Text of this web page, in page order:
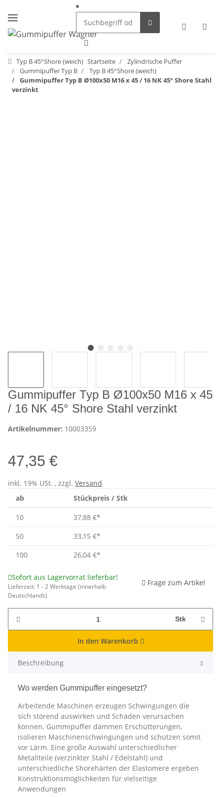
Typ B 45°Shore (weich) Startseite
Zylindrische Puffer
Gummipuffer Typ B
Typ B 45°Shore (weich)
Gummipuffer Typ B Ø100x50 M16 x 45 / 16 NK 45° Shore Stahl
verzinkt
Gummipuffer Typ B Ø100x50 M16 x 45
/ 16 NK 45° Shore Stahl verzinkt
Artikelnummer: 10003359
47,35 €
inkl. 19% USt. , zzgl. Versand
ab
Stückpreis / Stk
10 37,88 €*
50
33,15 €*
100
26,04 €*
Sofort aus Lagervorrat lieferbar!
Lieferzeit: 1 - 2 Werktage (innerhalb
Deutschlands)
Frage zum Artikel
Stk
In den Warenkorb
Beschreibung
Wo werden Gummipuffer eingesetzt?
Arbeitende Maschinen erzeugen Schwingungen die
sich störend auswirken und Schäden verursachen
können. Gummipuffer dämmen Erschütterungen,
isolieren Maschinenschwingungen und schützen somit
vor Lärm. Eine große Auswahl unterschiedlicher
Metallteile (verzinkter Stahl / Edelstahl) und
unterschiedliche Shorehärten der Elastomere ergeben
Konstruktionsmöglichkeiten für vielseitige
Anwendungen